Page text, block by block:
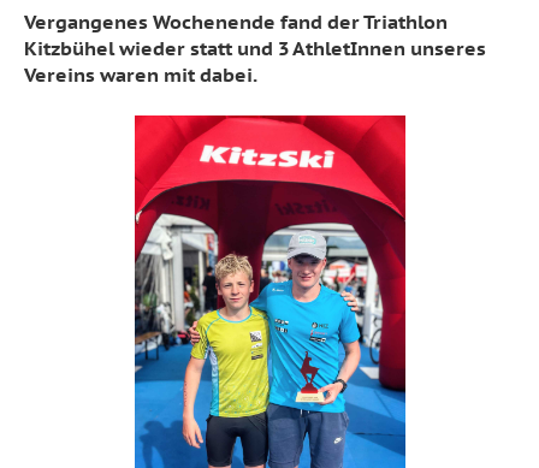
Vergangenes Wochenende fand der Triathlon
Kitzbühel wieder statt und 3 AthletInnen unseres
Vereins waren mit dabei.